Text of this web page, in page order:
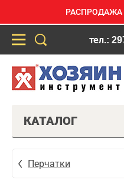
РАСПРОДАЖА
тел.:
КАТАЛОГ
Перчатки